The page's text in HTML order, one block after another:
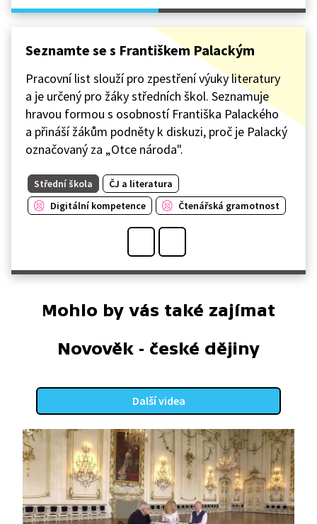
Seznamte se s Františkem Palackým
Pracovní list slouží pro zpestření výuky literatury
a je určený pro žáky středních škol. Seznamuje
hravou formou s osobností Františka Palackého
a přináší žákům podněty k diskuzi, proč je Palacký
označovaný za „Otce národa".
Střední škola
ČJ a literatura
Digitální kompetence
Čtenářská gramotnost
Mohlo by vás také zajímat
Novověk - české dějiny
Další videa